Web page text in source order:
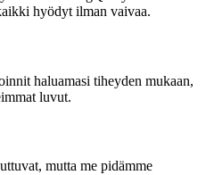
hyödyt ilman vaivaa.
haluamasi tiheyden mukaan,
luvut.
mutta me pidämme